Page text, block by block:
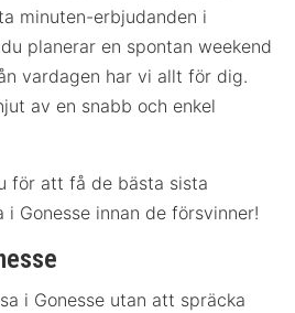
minuten-erbjudanden i
planerar en spontan weekend
vardagen har vi allt för dig.
av en snabb och enkel
för att få de bästa sista
i Gonesse innan de försvinner!
i Gonesse utan att spräcka